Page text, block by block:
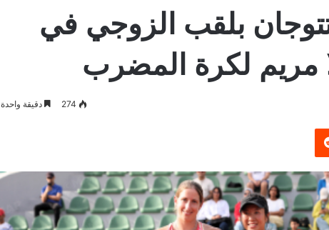
بلقب الزوجي في
مريم لكرة المضرب
274 دقيقة واحدة